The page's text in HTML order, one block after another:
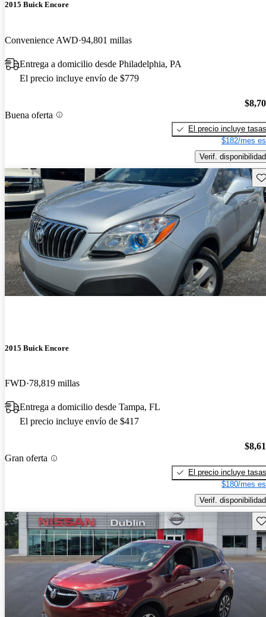
2015 Buick Encore
Convenience AWD 94,801 millas
Entrega a domicilio desde Philadelphia, PA
El precio incluye envío de $779
Buena oferta
El precio incluye tasas
$182/mes
Verif. disponibilidad
2015 Buick Encore
FWD 78,819 millas
Entrega a domicilio desde Tampa, FL
El precio incluye envío de $417
Gran oferta
El precio incluye tasas
$180/mes
Verif. disponibilidad